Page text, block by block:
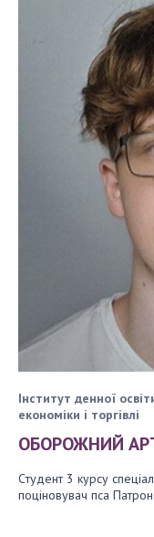
КОНТАКТИ
Політика
Політика
Умови повернення
Договір оферти
Інститут денної
економіки і торгівлі
ОБОРОЖНИЙ
Cтудент 3 курсу
поціновувач пса